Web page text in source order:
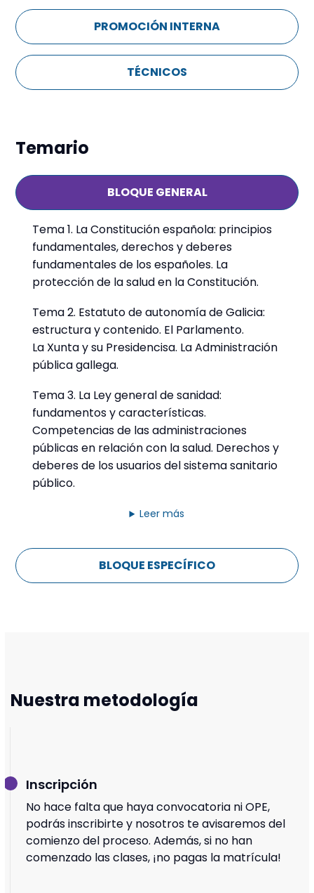
PROMOCIÓN INTERNA
TÉCNICOS
Temario
BLOQUE GENERAL
Tema 1. La Constitución española: principios
fundamentales, derechos y deberes
fundamentales de los españoles. La
protección de la salud en la Constitución.
Tema 2. Estatuto de autonomía de Galicia:
estructura y contenido. El Parlamento.
La Xunta y su Presidencisa. La Administración
pública gallega.
Tema 3. La Ley general de sanidad:
fundamentos y características.
Competencias de las administraciones
públicas en relación con la salud. Derechos y
deberes de los usuarios del sistema sanitario
público.
Leer más
BLOQUE ESPECÍFICO
Nuestra metodología
Inscripción
No hace falta que haya convocatoria ni OPE,
podrás inscribirte y nosotros te avisaremos del
comienzo del proceso. Además, si no han
comenzado las clases, ¡no pagas la matrícula!